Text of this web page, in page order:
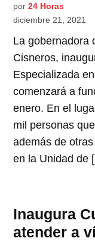
por 24 Horas
diciembre 21, 2021
La gobernadora
Cisneros,
Especializada
comenzará a
enero. En el
mil personas
además de
en la Unidad de
Inaugura
atender a